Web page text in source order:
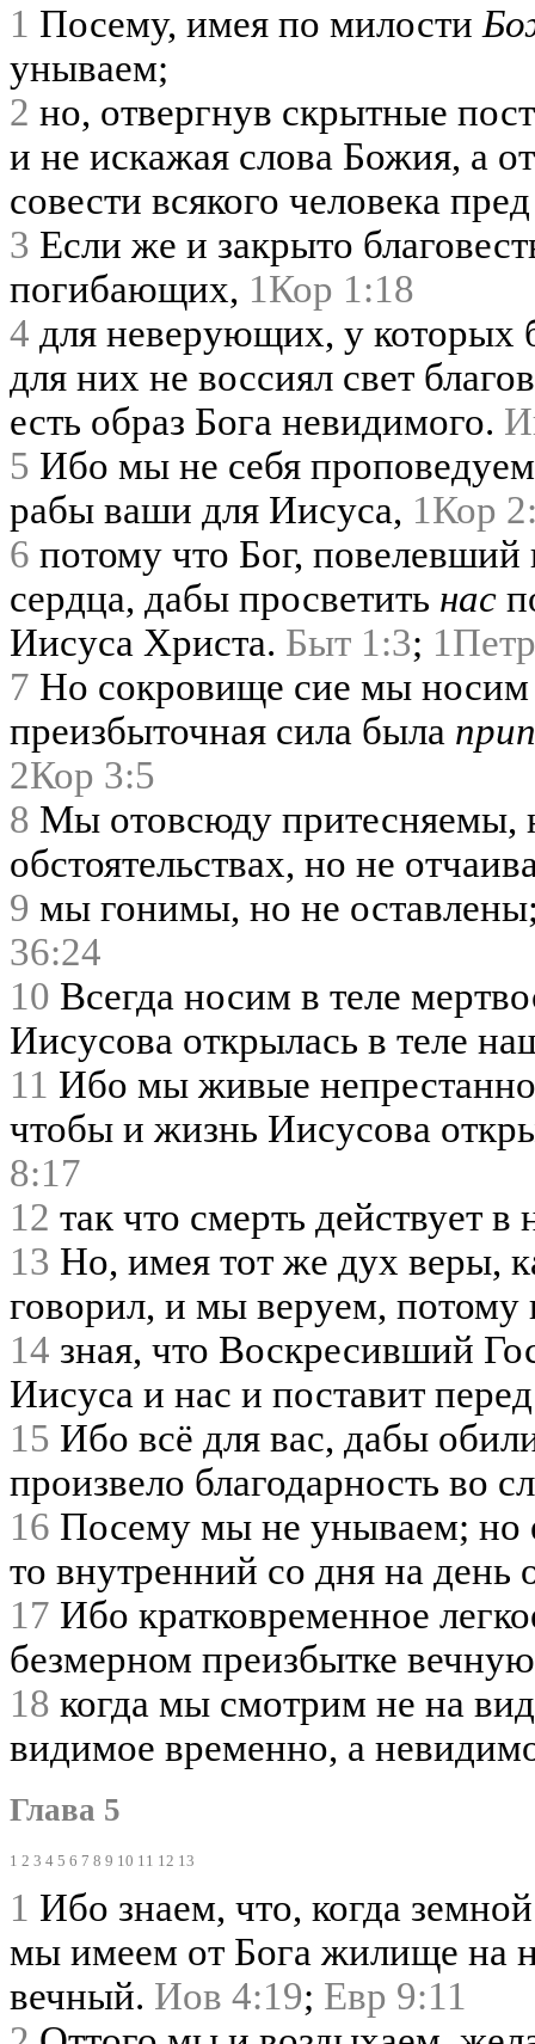
1 Посему, имея по милости
унываем;
2 но, отвергнув скрытные
и не искажая слова Божия, а
совести всякого человека
3 Если же и закрыто
погибающих, 1Кор 1:18
4 для неверующих, у которых
для них не воссиял свет
есть образ Бога невидимого.
5 Ибо мы не себя
рабы ваши для Иисуса, 1Кор
6 потому что Бог, повелевший
сердца, дабы просветить нас
Иисуса Христа. Быт 1:3;
7 Но сокровище сие мы носим
преизбыточная сила была
2Кор 3:5
8 Мы отовсюду притесняемы,
обстоятельствах, но не
9 мы гонимы, но не
36:24
10 Всегда носим в теле
Иисусова открылась в теле
11 Ибо мы живые
чтобы и жизнь Иисусова
8:17
12 так что смерть действует в
13 Но, имея тот же дух веры,
говорил, и мы веруем,
14 зная, что Воскресивший
Иисуса и нас и поставит
15 Ибо всё для вас, дабы
произвело благодарность во
16 Посему мы не унываем; но
то внутренний со дня на день
17 Ибо кратковременное
безмерном преизбытке
18 когда мы смотрим не на
видимое временно, а
Глава 5
1 2 3 4 5 6 7 8 9 10 11 12 13
1 Ибо знаем, что, когда
мы имеем от Бога жилище на
вечный. Иов 4:19; Евр 9:11